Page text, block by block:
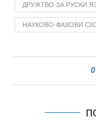
ДРУЖТВО ЗА РУСКИ
НАУКОВО-ФАХОВИ
0